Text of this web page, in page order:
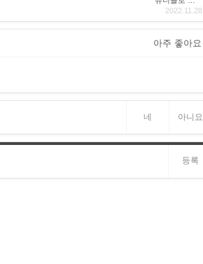
2022.11.28
아주 좋아요
네 아니요
등록